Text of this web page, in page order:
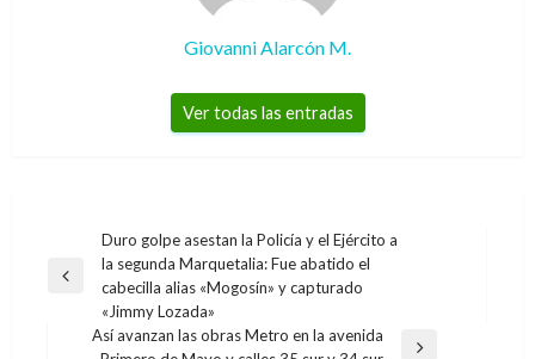
Giovanni Alarcón M.
Ver todas las entradas
Navegación
de
entradas
Entrada
Duro golpe asestan la Policía y el Ejército a
la segunda Marquetalia: Fue abatido el
cabecilla alias «Mogosín» y capturado
«Jimmy Lozada»
Así avanzan las obras Metro en la avenida